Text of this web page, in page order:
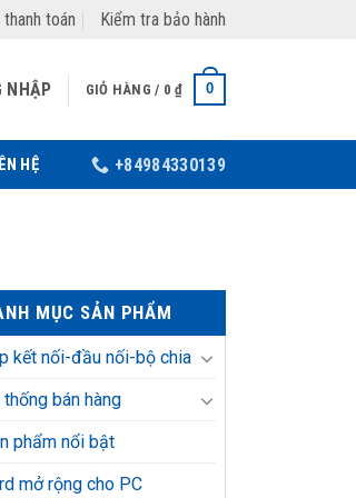
toán Kiểm tra bảo hành
NHẬP GIỎ HÀNG / 0₫ 0
HỆ +84984330139
MỤC SẢN PHẨM
kết nối-đầu nối-bộ chia
thống bán hàng
phẩm nổi bật
mở rộng cho PC